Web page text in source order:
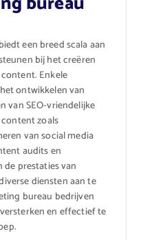
een breed scala aan
bij het creëren
Enkele
ontwikkelen van
van SEO-vriendelijke
zoals
van social media
audits en
prestaties van
diensten aan te
bureau bedrijven
en effectief te